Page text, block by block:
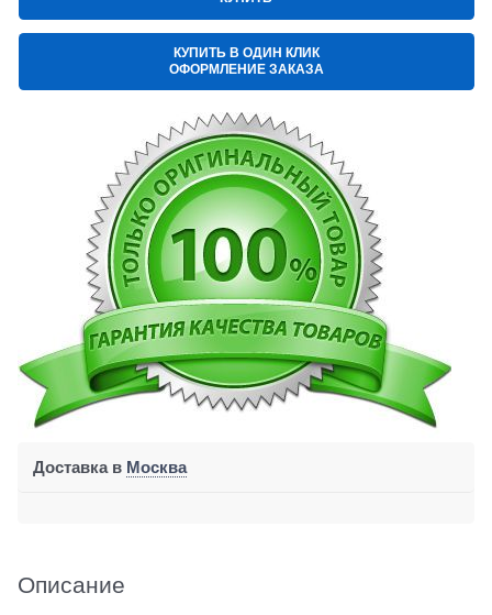
КУПИТЬ В ОДИН КЛИК
ОФОРМЛЕНИЕ ЗАКАЗА
Доставка в Москва
Описание